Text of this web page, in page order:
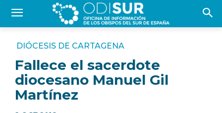
DIÓCESIS DE CARTAGENA
Fallece el sacerdote
diocesano Manuel Gil
Martínez